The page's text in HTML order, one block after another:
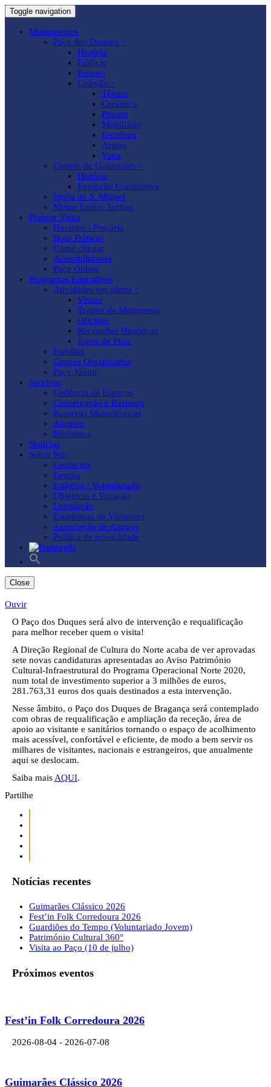
Toggle navigation
Monumentos
Paço dos Duques >
História
Edifício
Roteiro
Coleção >
Têxteis
Cerâmica
Pintura
Mobiliário
Escultura
Armas
Varia
Castelo de Guimarães >
História
Evolução Construtiva
Igreja de S. Miguel
Monte Latito: Jardins
Planear Visita
Horários / Preçário
Boas Práticas
Como chegar
Acessibilidades
Paço Online
Programas Educativos
Atividades em oferta >
Visitas
Teatros de Marionetas
Oficinas
Recriações Históricas
Jogos de Pista
Famílias
Grupos Organizados
Paço Júnior
Serviços
Cedência de Espaços
Conservação e Restauro
Reservas Museológicas
Arquivo
Biblioteca
Notícias
Sobre Nós
Contactos
Equipa
Estágios / Voluntariado
Objetivos e Vocação
Legislação
Estatísticas de Visitantes
Associação de Amigos
Política de privacidade
Search
for:
Search Button
Close
Ouvir
O Paço dos Duques será alvo de intervenção e requalificação
para melhor receber quem o visita!
A Direção Regional de Cultura do Norte acaba de ver aprovadas
sete novas candidaturas apresentadas ao Aviso Património
Cultural-Infraestrutural do Programa Operacional Norte 2020,
num total de investimento superior a 3 milhões de euros,
281.763,31 euros dos quais destinados a esta intervenção.
Nesse âmbito, o Paço dos Duques de Bragança será contemplado
com obras de requalificação e ampliação da receção, área de
apoio ao visitante e sanitários tornando o espaço de acolhimento
mais acessível, confortável e eficiente, de modo a bem servir os
milhares de visitantes, nacionais e estrangeiros, que anualmente
aqui se deslocam.
Saiba mais AQUI.
Partilhe
Notícias recentes
Guimarães Clássico 2026
Fest’in Folk Corredoura 2026
Guardiões do Tempo (Voluntariado Jovem)
Património Cultural 360°
Visita ao Paço (10 de julho)
Próximos eventos
Fest’in Folk Corredoura 2026
2026-08-04 - 2026-07-08
Guimarães Clássico 2026